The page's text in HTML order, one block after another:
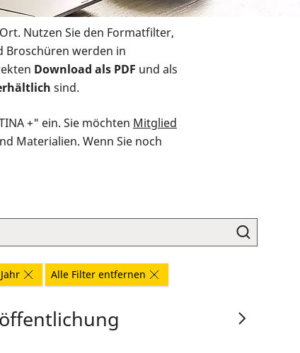
Nutzen Sie den Formatfilter,
Broschüren werden in
Download als PDF und als
sind.
+" ein. Sie möchten Mitglied
Materialien. Wenn Sie noch
Alle Filter entfernen